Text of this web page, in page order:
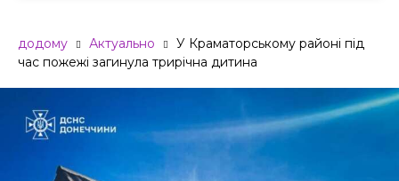
додому Актуально
У Краматорському районі під
час пожежі загинула трирічна дитина